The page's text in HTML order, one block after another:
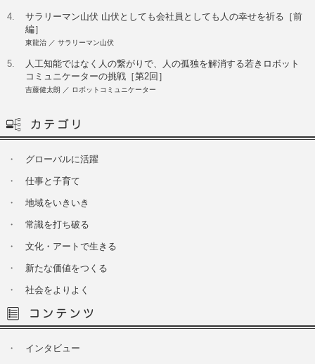
4.
サラリーマン山伏 山伏としても会社員としても人の幸せを祈る［前
編］
東龍治 ／ サラリーマン山伏
5.
人工知能ではなく人の繋がりで、人の孤独を解消する若きロボット
コミュニケーターの挑戦［第2回］
吉藤健太朗 ／ ロボットコミュニケーター
・ グローバルに活躍
・ 仕事と子育て
・ 地域をいきいき
・ 常識を打ち破る
・ 文化・アートで生きる
・ 新たな価値をつくる
・ 社会をよりよく
・ インタビュー